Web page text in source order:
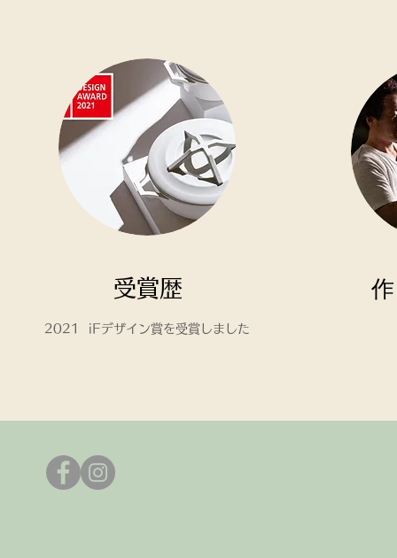
受賞歴
2021 ​iFデザイン賞を受賞しました